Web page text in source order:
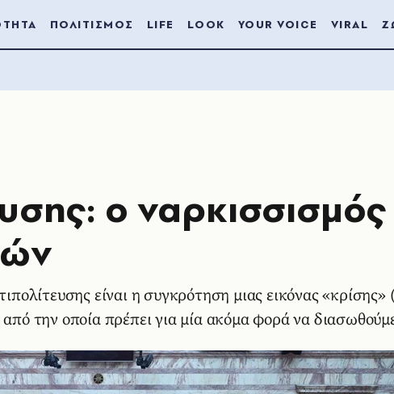
ΠΟΛΙΤΙΣΜΟΣ LIFE LOOK YOUR VOICE VIRAL
ο
είναι η συγκρότηση μιας εικόνας «κρίσης»
την οποία πρέπει για μία ακόμα φορά να